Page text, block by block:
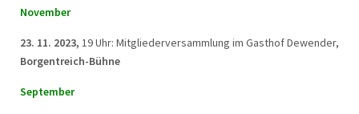
November
23. 11. 2023, 19 Uhr: Mitgliederversammlung im Gasthof Dewender,
Borgentreich-Bühne
September